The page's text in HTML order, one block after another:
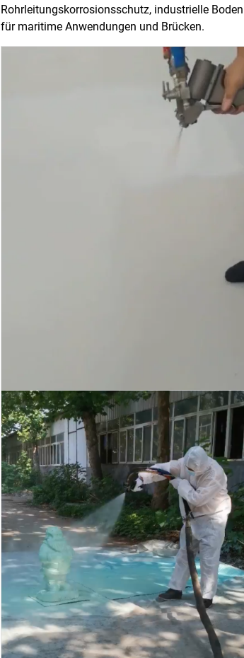
Rohrleitungskorrosionsschutz, industrielle
für maritime Anwendungen und Brücken.